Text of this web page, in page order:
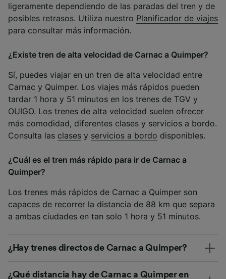
ligeramente dependiendo de las paradas del tren y de
posibles retrasos. Utiliza nuestro Planificador de viajes
para consultar más información.
¿Existe tren de alta velocidad de Carnac a Quimper?
Sí, puedes viajar en un tren de alta velocidad entre
Carnac y Quimper. Los viajes más rápidos pueden
tardar 1 hora y 51 minutos en los trenes de TGV y
OUIGO. Los trenes de alta velocidad suelen ofrecer
más comodidad, diferentes clases y servicios a bordo.
Consulta las clases y servicios a bordo disponibles.
¿Cuál es el tren más rápido para ir de Carnac a
Quimper?
Los trenes más rápidos de Carnac a Quimper son
capaces de recorrer la distancia de 88 km que separa
a ambas ciudades en tan solo 1 hora y 51 minutos.
¿Hay trenes directos de Carnac a Quimper?
¿Qué distancia hay de Carnac a Quimper en